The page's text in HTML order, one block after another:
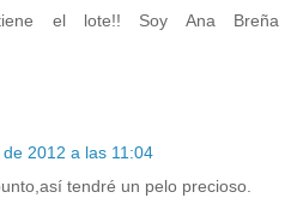
el lote!! Soy Ana Breña
2012 a las 11:04
tendré un pelo precioso.